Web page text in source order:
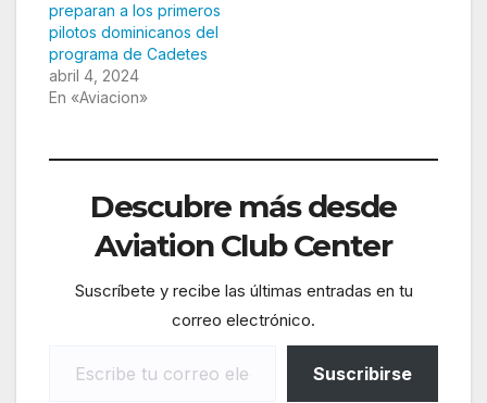
preparan a los primeros
pilotos dominicanos del
programa de Cadetes
abril 4, 2024
En «Aviacion»
Descubre más desde
Aviation Club Center
Suscríbete y recibe las últimas entradas en tu
correo electrónico.
Suscribirse